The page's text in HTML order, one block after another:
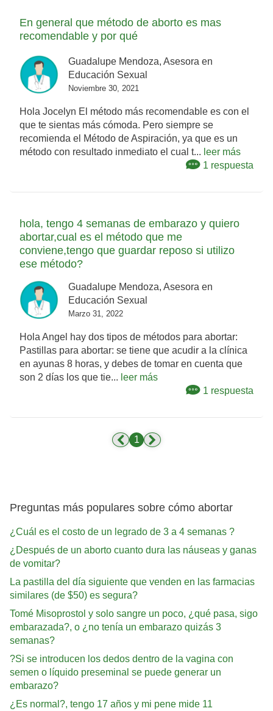
En general que método de aborto es mas
recomendable y por qué
Guadalupe Mendoza, Asesora en
Educación Sexual
Noviembre 30, 2021
Hola Jocelyn El método más recomendable es con el
que te sientas más cómoda. Pero siempre se
recomienda el Método de Aspiración, ya que es un
método con resultado inmediato el cual t... leer más
1 respuesta
hola, tengo 4 semanas de embarazo y quiero
abortar,cual es el método que me
conviene,tengo que guardar reposo si utilizo
ese método?
Guadalupe Mendoza, Asesora en
Educación Sexual
Marzo 31, 2022
Hola Angel hay dos tipos de métodos para abortar:
Pastillas para abortar: se tiene que acudir a la clínica
en ayunas 8 horas, y debes de tomar en cuenta que
son 2 días los que tie... leer más
1 respuesta
1
Preguntas más populares sobre cómo abortar
¿Cuál es el costo de un legrado de 3 a 4 semanas ?
¿Después de un aborto cuanto dura las náuseas y ganas
de vomitar?
La pastilla del día siguiente que venden en las farmacias
similares (de $50) es segura?
Tomé Misoprostol y solo sangre un poco, ¿qué pasa, sigo
embarazada?, o ¿no tenía un embarazo quizás 3
semanas?
?Si se introducen los dedos dentro de la vagina con
semen o líquido preseminal se puede generar un
embarazo?
¿Es normal?, tengo 17 años y mi pene mide 11